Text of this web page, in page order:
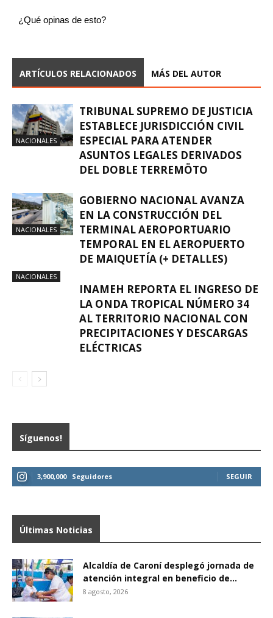
¿Qué opinas de esto?
ARTÍCULOS RELACIONADOS MÁS DEL AUTOR
NACIONALES
TRIBUNAL SUPREMO DE JUSTICIA
ESTABLECE JURISDICCIÓN CIVIL
ESPECIAL PARA ATENDER
ASUNTOS LEGALES DERIVADOS
DEL DOBLE TERREMÖTO
NACIONALES
GOBIERNO NACIONAL AVANZA
EN LA CONSTRUCCIÓN DEL
TERMINAL AEROPORTUARIO
TEMPORAL EN EL AEROPUERTO
DE MAIQUETÍA (+ DETALLES)
NACIONALES
INAMEH REPORTA EL INGRESO DE
LA ONDA TROPICAL NÚMERO 34
AL TERRITORIO NACIONAL CON
PRECIPITACIONES Y DESCARGAS
ELÉCTRICAS
Síguenos!
3,900,000 Seguidores SEGUIR
Últimas Noticias
Alcaldía de Caroní desplegó jornada de
atención integral en beneficio de...
8 agosto, 2026